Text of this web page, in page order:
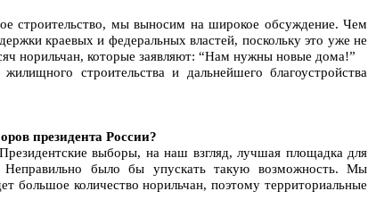
строительство, мы выносим на широкое обсуждение. Чем
краевых и федеральных властей, поскольку это уже не
норильчан, которые заявляют: “Нам нужны новые дома!”
строительства и дальнейшего благоустройства
президента России?
выборы, на наш взгляд, лучшая площадка для
Неправильно было бы упускать такую возможность. Мы
большое количество норильчан, поэтому территориальные